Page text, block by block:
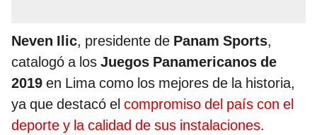
Neven Ilic, presidente de Panam Sports,
catalogó a los Juegos Panamericanos de
2019 en Lima como los mejores de la historia,
ya que destacó el compromiso del país con el
deporte y la calidad de sus instalaciones.